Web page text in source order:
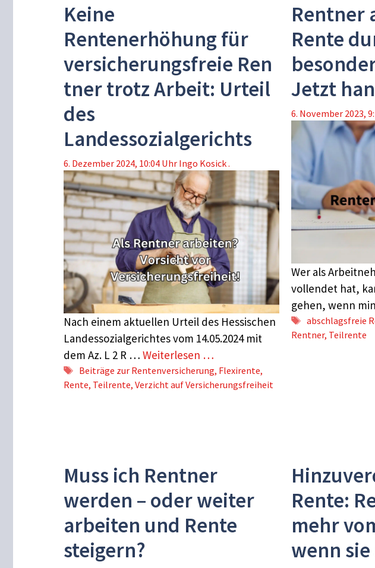
Keine
Rentenerhöhung für
versicherungsfreie Ren
tner trotz Arbeit: Urteil
des
Landessozialgerichts
6. Dezember 2024, 10:04 Uhr Ingo Kosick .
Nach einem aktuellen Urteil des Hessischen
Landessozialgerichtes vom 14.05.2024 mit
dem Az. L 2 R … Weiterlesen …
Schlagwörter
Beiträge zur Rentenversicherung, Flexirente,
Rente, Teilrente, Verzicht auf Versicherungsfreiheit
Rentner
Rente
Jetzt
6. November 2023,
Wer als
vollendet hat,
gehen, wenn
Schlagwörter
abschlagsfreie
Rentner, Teilrente
Muss ich Rentner
werden – oder weiter
arbeiten und Rente
steigern?
Rente:
mehr
wenn